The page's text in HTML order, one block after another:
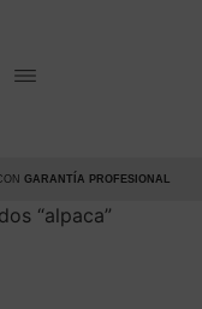
GARANTÍA PROFESIONAL
“alpaca”